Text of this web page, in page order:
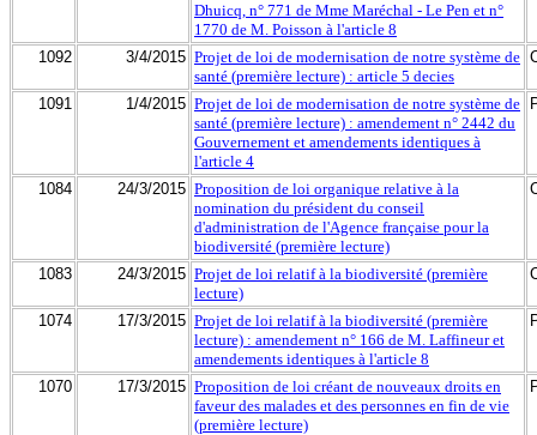
Dhuicq, n° 771 de Mme Maréchal - Le Pen et n°
1770 de M. Poisson à l'article 8
1092
3/4/2015 Projet de loi de modernisation de notre système de
santé (première lecture) : article 5 decies
1091 1/4/2015 Projet de loi de modernisation de notre système de
santé (première lecture) : amendement n° 2442 du
Gouvernement et amendements identiques à
l'article 4
1084 24/3/2015 Proposition de loi organique relative à la
nomination du président du conseil
d'administration de l'Agence française pour la
biodiversité (première lecture)
1083 24/3/2015 Projet de loi relatif à la biodiversité (première
lecture)
1074 17/3/2015 Projet de loi relatif à la biodiversité (première
lecture) : amendement n° 166 de M. Laffineur et
amendements identiques à l'article 8
1070 17/3/2015 Proposition de loi créant de nouveaux droits en
faveur des malades et des personnes en fin de vie
(première lecture)